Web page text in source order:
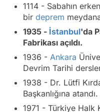
1114 - Sabahın
bir deprem
1935 - İstanbul'da
Fabrikası açıldı.
1936 - Ankara
Devrim Tarihi
1938 - Dr. Lütfi
Başkanlığına atandı.
1971 - Türkiye Halk